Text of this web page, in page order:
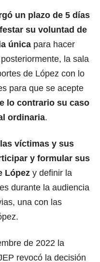
un plazo de 5 días
su voluntad de
única para hacer
la sala
de López con lo
para que se acepte
lo contrario su caso
ordinaria.
víctimas y sus
y formular sus
López y definir la
durante la audiencia
una con las
de 2022 la
revocó la decisión